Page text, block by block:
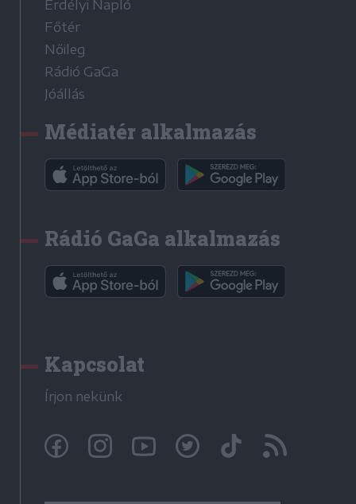
Erdélyi Napló
Főtér
Nőileg
Rádió GaGa
Jóállás
Médiatér alkalmazás
Rádió GaGa alkalmazás
Kapcsolat
Írjon nekünk